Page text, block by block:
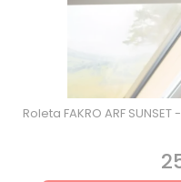
Roleta FAKRO ARF